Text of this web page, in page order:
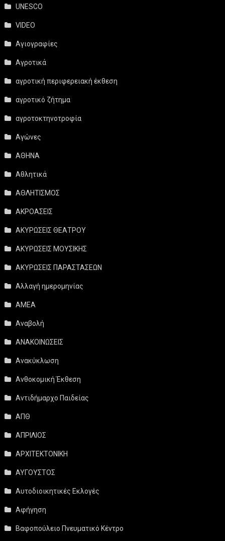
UNESCO
VIDEO
Αγιογραφίες
Αγροτικά
αγροτική περιφερειακή έκθεση
αγροτικό ζήτημα
αγροτοκτηνοτροφία
Αγώνες
ΑΘΗΝΑ
Αθλητικά
ΑΘΛΗΤΙΣΜΟΣ
ΑΚΡΟΑΣΕΙΣ
ΑΚΥΡΩΣΕΙΣ ΘΕΑΤΡΟΥ
ΑΚΥΡΩΣΕΙΣ ΜΟΥΣΙΚΗΣ
ΑΚΥΡΩΣΕΙΣ ΠΑΡΑΣΤΑΣΕΩΝ
Αλλαγή ημερομηνίας
ΑΜΕΑ
Αναβολή
ΑΝΑΚΟΙΝΩΣΕΙΣ
Ανακύκλωση
Ανθοκομική Έκθεση
Αντιδήμαρχο Παιδείας
ΑΠΘ
ΑΠΡΙΛΙΟΣ
ΑΡΧΙΤΕΚΤΟΝΙΚΗ
ΑΥΓΟΥΣΤΟΣ
Αυτοδιοικητικές Εκλογές
Αφήγηση
Βαφοπούλειο Πνευματικό Κέντρο